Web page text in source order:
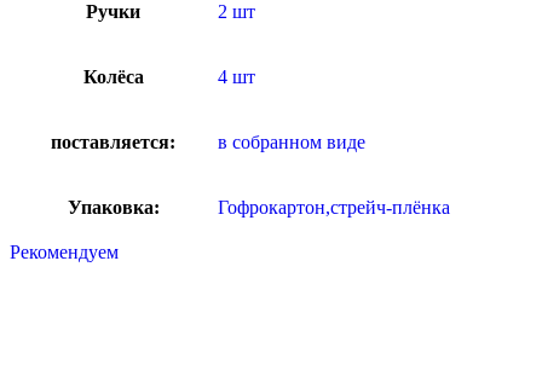
Ручки 2 шт
Колёса 4 шт
поставляется: в собранном виде
Упаковка: Гофрокартон,стрейч-плёнка
Рекомендуем